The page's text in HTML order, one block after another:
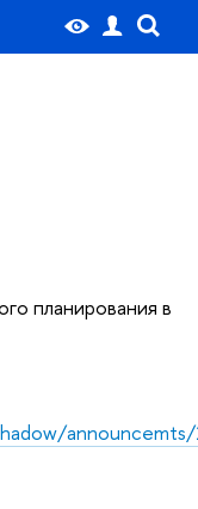
планирования в